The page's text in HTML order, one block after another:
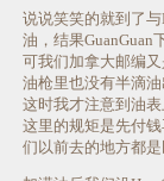
说说笑笑的就到了
油，结果
可我们加拿大邮编
油枪里也没有半滴
这时我才注意到油
这里的规矩是先付
们以前去的地方都